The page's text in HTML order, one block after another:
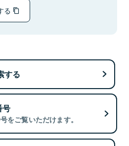
る
する
号
をご覧いただけます。